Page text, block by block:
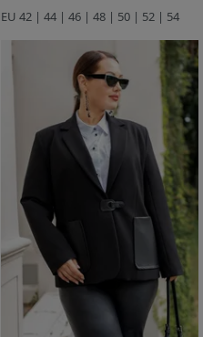
EU 42 | 44 | 46 | 48 | 50 | 52 | 54